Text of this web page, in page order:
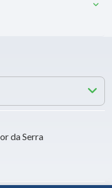
da Serra